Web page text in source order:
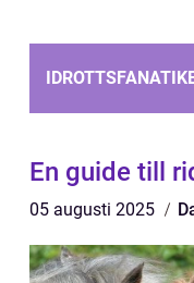
En guide till
05 augusti 2025